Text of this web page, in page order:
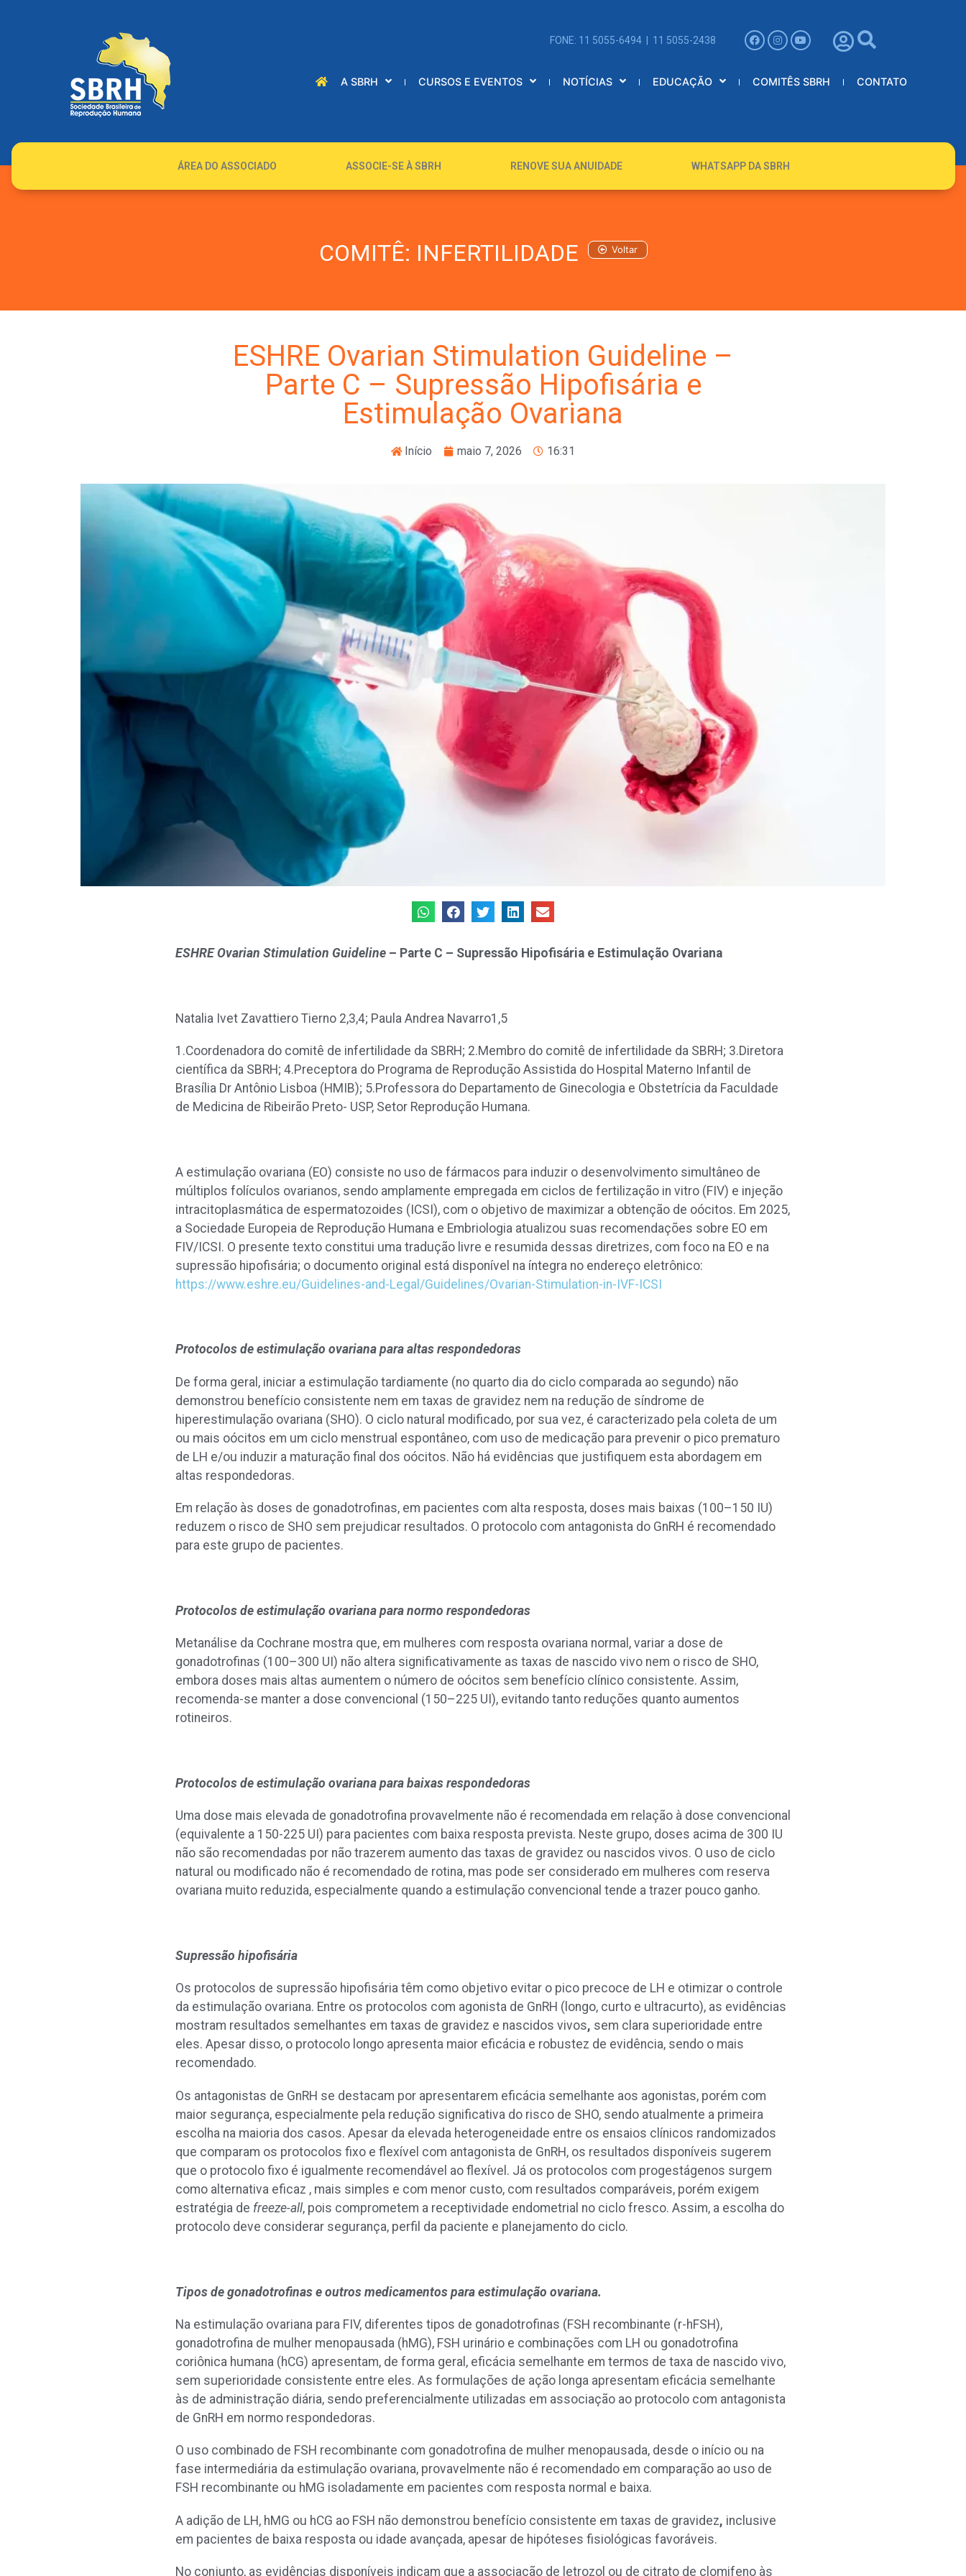
FONE: 11 5055-6494 | 11 5055-2438
A SBRH CURSOS E EVENTOS NOTÍCIAS EDUCAÇÃO COMITÊS SBRH CONTATO
ÁREA DO ASSOCIADO ASSOCIE-SE À SBRH RENOVE SUA ANUIDADE WHATSAPP DA SBRH
COMITÊ: INFERTILIDADE Voltar
ESHRE Ovarian Stimulation Guideline –
Parte C – Supressão Hipofisária e
Estimulação Ovariana
Início maio 7, 2026 16:31
ESHRE Ovarian Stimulation Guideline – Parte C – Supressão Hipofisária e Estimulação Ovariana
Natalia Ivet Zavattiero Tierno 2,3,4; Paula Andrea Navarro1,5
1.Coordenadora do comitê de infertilidade da SBRH; 2.Membro do comitê de infertilidade da SBRH; 3.Diretora
científica da SBRH; 4.Preceptora do Programa de Reprodução Assistida do Hospital Materno Infantil de
Brasília Dr Antônio Lisboa (HMIB); 5.Professora do Departamento de Ginecologia e Obstetrícia da Faculdade
de Medicina de Ribeirão Preto- USP, Setor Reprodução Humana.
A estimulação ovariana (EO) consiste no uso de fármacos para induzir o desenvolvimento simultâneo de
múltiplos folículos ovarianos, sendo amplamente empregada em ciclos de fertilização in vitro (FIV) e injeção
intracitoplasmática de espermatozoides (ICSI), com o objetivo de maximizar a obtenção de oócitos. Em 2025,
a Sociedade Europeia de Reprodução Humana e Embriologia atualizou suas recomendações sobre EO em
FIV/ICSI. O presente texto constitui uma tradução livre e resumida dessas diretrizes, com foco na EO e na
supressão hipofisária; o documento original está disponível na íntegra no endereço eletrônico:
https://www.eshre.eu/Guidelines-and-Legal/Guidelines/Ovarian-Stimulation-in-IVF-ICSI
Protocolos de estimulação ovariana para altas respondedoras
De forma geral, iniciar a estimulação tardiamente (no quarto dia do ciclo comparada ao segundo) não
demonstrou benefício consistente nem em taxas de gravidez nem na redução de síndrome de
hiperestimulação ovariana (SHO). O ciclo natural modificado, por sua vez, é caracterizado pela coleta de um
ou mais oócitos em um ciclo menstrual espontâneo, com uso de medicação para prevenir o pico prematuro
de LH e/ou induzir a maturação final dos oócitos. Não há evidências que justifiquem esta abordagem em
altas respondedoras.
Em relação às doses de gonadotrofinas, em pacientes com alta resposta, doses mais baixas (100–150 IU)
reduzem o risco de SHO sem prejudicar resultados. O protocolo com antagonista do GnRH é recomendado
para este grupo de pacientes.
Protocolos de estimulação ovariana para normo respondedoras
Metanálise da Cochrane mostra que, em mulheres com resposta ovariana normal, variar a dose de
gonadotrofinas (100–300 UI) não altera significativamente as taxas de nascido vivo nem o risco de SHO,
embora doses mais altas aumentem o número de oócitos sem benefício clínico consistente. Assim,
recomenda-se manter a dose convencional (150–225 UI), evitando tanto reduções quanto aumentos
rotineiros.
Protocolos de estimulação ovariana para baixas respondedoras
Uma dose mais elevada de gonadotrofina provavelmente não é recomendada em relação à dose convencional
(equivalente a 150-225 UI) para pacientes com baixa resposta prevista. Neste grupo, doses acima de 300 IU
não são recomendadas por não trazerem aumento das taxas de gravidez ou nascidos vivos. O uso de ciclo
natural ou modificado não é recomendado de rotina, mas pode ser considerado em mulheres com reserva
ovariana muito reduzida, especialmente quando a estimulação convencional tende a trazer pouco ganho.
Supressão hipofisária
Os protocolos de supressão hipofisária têm como objetivo evitar o pico precoce de LH e otimizar o controle
da estimulação ovariana. Entre os protocolos com agonista de GnRH (longo, curto e ultracurto), as evidências
mostram resultados semelhantes em taxas de gravidez e nascidos vivos, sem clara superioridade entre
eles. Apesar disso, o protocolo longo apresenta maior eficácia e robustez de evidência, sendo o mais
recomendado.
Os antagonistas de GnRH se destacam por apresentarem eficácia semelhante aos agonistas, porém com
maior segurança, especialmente pela redução significativa do risco de SHO, sendo atualmente a primeira
escolha na maioria dos casos. Apesar da elevada heterogeneidade entre os ensaios clínicos randomizados
que comparam os protocolos fixo e flexível com antagonista de GnRH, os resultados disponíveis sugerem
que o protocolo fixo é igualmente recomendável ao flexível. Já os protocolos com progestágenos surgem
como alternativa eficaz , mais simples e com menor custo, com resultados comparáveis, porém exigem
estratégia de freeze-all, pois comprometem a receptividade endometrial no ciclo fresco. Assim, a escolha do
protocolo deve considerar segurança, perfil da paciente e planejamento do ciclo.
Tipos de gonadotrofinas e outros medicamentos para estimulação ovariana.
Na estimulação ovariana para FIV, diferentes tipos de gonadotrofinas (FSH recombinante (r-hFSH),
gonadotrofina de mulher menopausada (hMG), FSH urinário e combinações com LH ou gonadotrofina
coriônica humana (hCG) apresentam, de forma geral, eficácia semelhante em termos de taxa de nascido vivo,
sem superioridade consistente entre eles. As formulações de ação longa apresentam eficácia semelhante
às de administração diária, sendo preferencialmente utilizadas em associação ao protocolo com antagonista
de GnRH em normo respondedoras.
O uso combinado de FSH recombinante com gonadotrofina de mulher menopausada, desde o início ou na
fase intermediária da estimulação ovariana, provavelmente não é recomendado em comparação ao uso de
FSH recombinante ou hMG isoladamente em pacientes com resposta normal e baixa.
A adição de LH, hMG ou hCG ao FSH não demonstrou benefício consistente em taxas de gravidez, inclusive
em pacientes de baixa resposta ou idade avançada, apesar de hipóteses fisiológicas favoráveis.
No conjunto, as evidências disponíveis indicam que a associação de letrozol ou de citrato de clomifeno às